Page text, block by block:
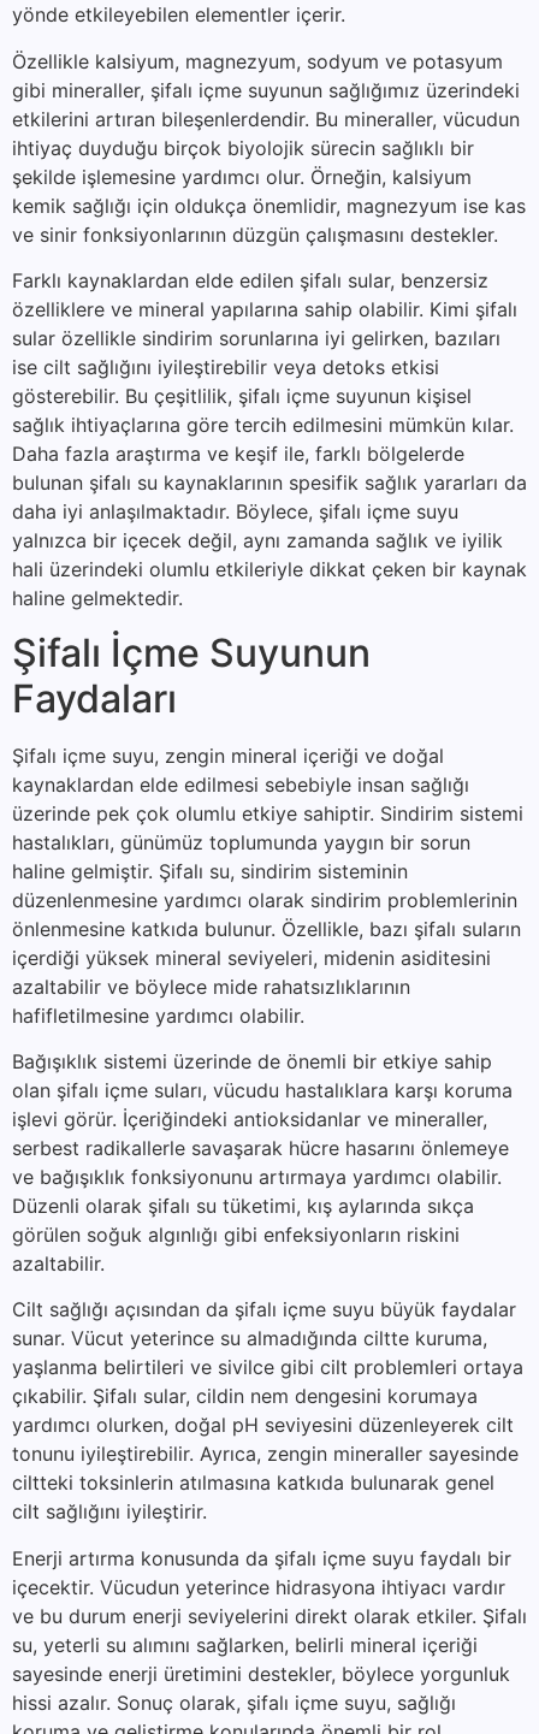
yönde etkileyebilen elementler içerir.
Özellikle kalsiyum, magnezyum, sodyum ve potasyum
gibi mineraller, şifalı içme suyunun sağlığımız üzerindeki
etkilerini artıran bileşenlerdendir. Bu mineraller, vücudun
ihtiyaç duyduğu birçok biyolojik sürecin sağlıklı bir
şekilde işlemesine yardımcı olur. Örneğin, kalsiyum
kemik sağlığı için oldukça önemlidir, magnezyum ise kas
ve sinir fonksiyonlarının düzgün çalışmasını destekler.
Farklı kaynaklardan elde edilen şifalı sular, benzersiz
özelliklere ve mineral yapılarına sahip olabilir. Kimi şifalı
sular özellikle sindirim sorunlarına iyi gelirken, bazıları
ise cilt sağlığını iyileştirebilir veya detoks etkisi
gösterebilir. Bu çeşitlilik, şifalı içme suyunun kişisel
sağlık ihtiyaçlarına göre tercih edilmesini mümkün kılar.
Daha fazla araştırma ve keşif ile, farklı bölgelerde
bulunan şifalı su kaynaklarının spesifik sağlık yararları da
daha iyi anlaşılmaktadır. Böylece, şifalı içme suyu
yalnızca bir içecek değil, aynı zamanda sağlık ve iyilik
hali üzerindeki olumlu etkileriyle dikkat çeken bir kaynak
haline gelmektedir.
Şifalı İçme Suyunun
Faydaları
Şifalı içme suyu, zengin mineral içeriği ve doğal
kaynaklardan elde edilmesi sebebiyle insan sağlığı
üzerinde pek çok olumlu etkiye sahiptir. Sindirim sistemi
hastalıkları, günümüz toplumunda yaygın bir sorun
haline gelmiştir. Şifalı su, sindirim sisteminin
düzenlenmesine yardımcı olarak sindirim problemlerinin
önlenmesine katkıda bulunur. Özellikle, bazı şifalı suların
içerdiği yüksek mineral seviyeleri, midenin asiditesini
azaltabilir ve böylece mide rahatsızlıklarının
hafifletilmesine yardımcı olabilir.
Bağışıklık sistemi üzerinde de önemli bir etkiye sahip
olan şifalı içme suları, vücudu hastalıklara karşı koruma
işlevi görür. İçeriğindeki antioksidanlar ve mineraller,
serbest radikallerle savaşarak hücre hasarını önlemeye
ve bağışıklık fonksiyonunu artırmaya yardımcı olabilir.
Düzenli olarak şifalı su tüketimi, kış aylarında sıkça
görülen soğuk algınlığı gibi enfeksiyonların riskini
azaltabilir.
Cilt sağlığı açısından da şifalı içme suyu büyük faydalar
sunar. Vücut yeterince su almadığında ciltte kuruma,
yaşlanma belirtileri ve sivilce gibi cilt problemleri ortaya
çıkabilir. Şifalı sular, cildin nem dengesini korumaya
yardımcı olurken, doğal pH seviyesini düzenleyerek cilt
tonunu iyileştirebilir. Ayrıca, zengin mineraller sayesinde
ciltteki toksinlerin atılmasına katkıda bulunarak genel
cilt sağlığını iyileştirir.
Enerji artırma konusunda da şifalı içme suyu faydalı bir
içecektir. Vücudun yeterince hidrasyona ihtiyacı vardır
ve bu durum enerji seviyelerini direkt olarak etkiler. Şifalı
su, yeterli su alımını sağlarken, belirli mineral içeriği
sayesinde enerji üretimini destekler, böylece yorgunluk
hissi azalır. Sonuç olarak, şifalı içme suyu, sağlığı